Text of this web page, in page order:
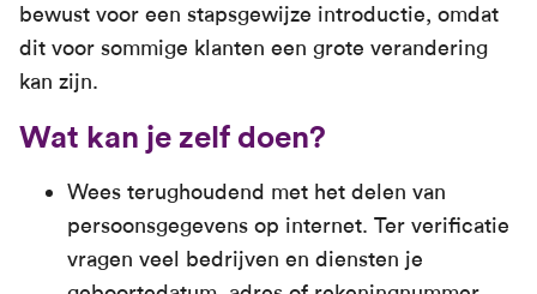
bewust voor een stapsgewijze introductie, omdat
dit voor sommige klanten een grote verandering
kan zijn.
Wat kan je zelf doen?
Wees terughoudend met het delen van
persoonsgegevens op internet. Ter verificatie
vragen veel bedrijven en diensten je